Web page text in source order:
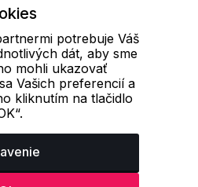
079
| Ďalšie informácie|Spracovanie
potrebuje Váš
dát, aby sme
mohli ukazovať
Vašich preferencií a
kliknutím na tlačidlo